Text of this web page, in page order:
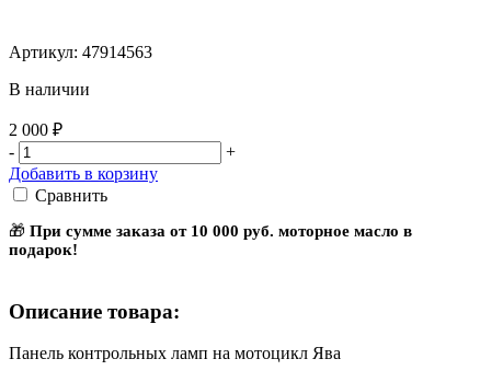
Артикул: 47914563
В наличии
2 000 ₽
-
+
Добавить в корзину
Сравнить
🎁 При сумме заказа от 10 000 руб. моторное масло в
подарок!
Описание товара:
Панель контрольных ламп на мотоцикл Ява